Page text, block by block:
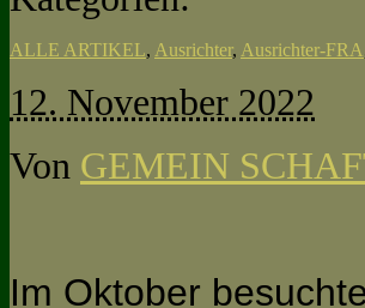
ALLE ARTIKEL, Ausrichter, Ausrichter-FRA
12. November 2022
Von GEMEIN
Im Oktober